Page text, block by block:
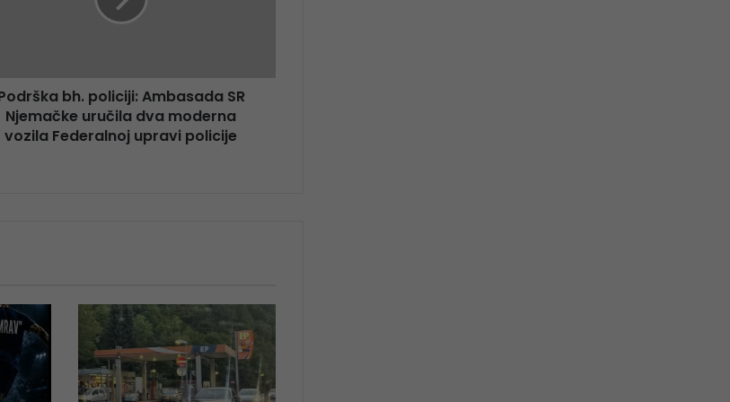
bh. policiji: Ambasada SR
Njemačke uručila dva moderna
vozila Federalnoj upravi policije